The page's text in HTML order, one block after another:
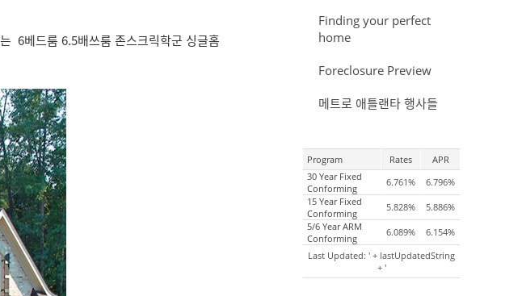
Finding your perfect
home
Foreclosure Preview
메트로 애틀랜타 행사들
Program Rates
APR
30 Year Fixed
Conforming
6.761%
6.796%
15 Year Fixed
Conforming
5.828%
5.886%
5/6 Year ARM
Conforming
6.089%
6.154%
Last Updated: ' + lastUpdatedString
+ '
6베드룸 6.5배쓰룸 존스크릭학군 싱글홈